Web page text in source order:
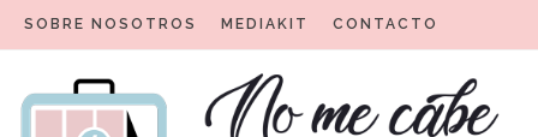
SOBRE NOSOTROS MEDIAKIT CONTACTO
No me cabe en la maleta
Un blog para viajeros con encanto